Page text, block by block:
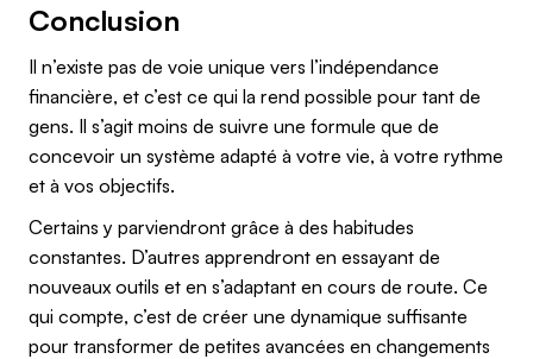
Conclusion
Il n’existe pas de voie unique vers l’indépendance
financière, et c’est ce qui la rend possible pour tant de
gens. Il s’agit moins de suivre une formule que de
concevoir un système adapté à votre vie, à votre rythme
et à vos objectifs.
Certains y parviendront grâce à des habitudes
constantes. D’autres apprendront en essayant de
nouveaux outils et en s’adaptant en cours de route. Ce
qui compte, c’est de créer une dynamique suffisante
pour transformer de petites avancées en changements